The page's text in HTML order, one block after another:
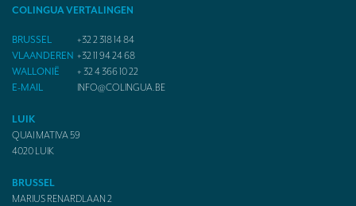
COLINGUA VERTALINGEN
BRUSSEL
+32 2 318 14 84
VLAANDEREN +32 11 94 24 68
WALLONIË
+ 32 4 366 10 22
E-MAIL
INFO@COLINGUA.BE
LUIK
QUAI MATIVA 59
4020LUIK
BRUSSEL
MARIUS RENARDLAAN 2